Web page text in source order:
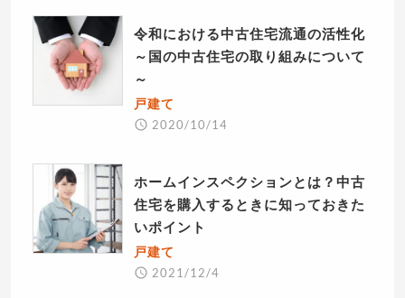
令和における中古住宅流通の活性化
～国の中古住宅の取り組みについて
～
戸建て
2020/10/14
ホームインスペクションとは？中古
住宅を購入するときに知っておきた
いポイント
戸建て
2021/12/4